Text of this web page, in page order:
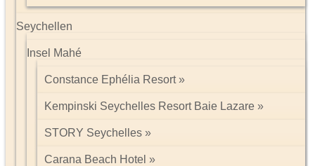
Seychellen
Insel Mahé
Constance Ephélia Resort
Kempinski Seychelles Resort Baie Lazare
STORY Seychelles
Carana Beach Hotel